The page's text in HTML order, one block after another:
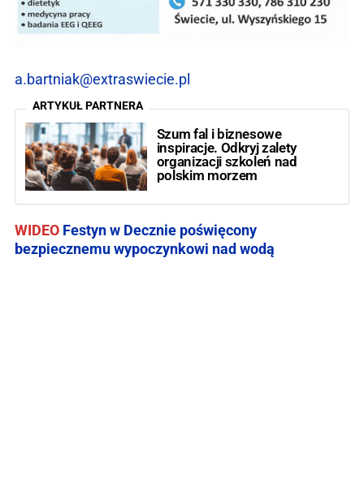
a.bartniak@extraswiecie.pl
ARTYKUŁ PARTNERA
Szum fal i biznesowe
inspiracje. Odkryj zalety
organizacji szkoleń nad
polskim morzem
WIDEO Festyn w Decznie poświęcony
bezpiecznemu wypoczynkowi nad wodą